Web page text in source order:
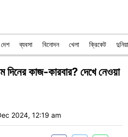
দেশ ব্যবসা বিনোদন খেলা ক্রিকেট দুনিয়া
দিনের কাজ-কারবার? দেখে নেওয়া
2024, 12:19 am